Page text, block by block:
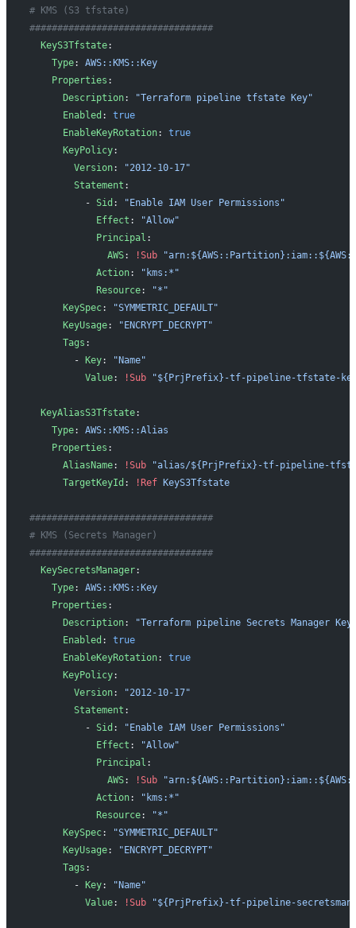
# KMS (S3 tfstate)
#################################
  KeyS3Tfstate
:
    Type
: AWS::KMS::Key
    Properties
:
      Description
:
"Terraform pipeline tfstate Key"
      Enabled
: true
      EnableKeyRotation
: true
      KeyPolicy
:
        Version
:
"2012-10-17"
        Statement
:
          -
Sid :
"Enable IAM User Permissions"
            Effect
:
"Allow"
            Principal
:
              AWS
: !Sub
            Action
:
"kms:*"
            Resource
:
"*"
      KeySpec
:
"SYMMETRIC_DEFAULT"
      KeyUsage
:
"ENCRYPT_DECRYPT"
      Tags
:
        -
Key:
"Name"
          Value
: !Sub "${PrjPrefix}-tf-pipeline-tfstate-
  KeyAliasS3Tfstate
:
    Type
: AWS::KMS::Alias
    Properties
:
      AliasName
: !Sub "alias/${PrjPrefix}-tf-pipeline-
      TargetKeyId
: !Ref KeyS3Tfstate
#################################
# KMS (Secrets Manager)
#################################
  KeySecretsManager
:
    Type
: AWS::KMS::Key
    Properties
:
      Description
:
"Terraform pipeline Secrets Manager
      Enabled
: true
      EnableKeyRotation
: true
      KeyPolicy
:
        Version
:
"2012-10-17"
        Statement
:
          -
Sid :
"Enable IAM User Permissions"
            Effect
:
"Allow"
            Principal
:
              AWS
: !Sub
            Action
:
"kms:*"
            Resource
:
"*"
      KeySpec
:
"SYMMETRIC_DEFAULT"
      KeyUsage
:
"ENCRYPT_DECRYPT"
      Tags
:
        -
Key:
"Name"
          Value
: !Sub "${PrjPrefix}-tf-pipeline-